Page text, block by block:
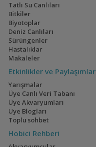
Tatlı Su Canlıları
Bitkiler
Biyotoplar
Deniz Canlıları
Sürüngenler
Hastalıklar
Makaleler
Etkinlikler ve Paylaşımlar
Yarışmalar
Üye Canlı Veri Tabanı
Üye Akvaryumları
Üye Blogları
Toplu sohbet
Hobici Rehberi